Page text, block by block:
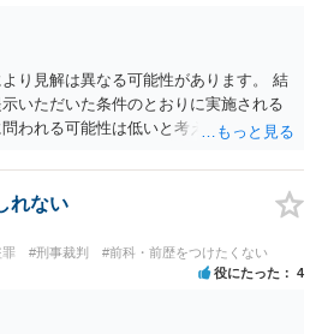
り見解は異なる可能性があります。 結
いただいた条件のとおりに実施される
われる可能性は低いと考えられます
財物を賭けてその得喪を争う場合に成
のポケットマネーから懸賞として賞金を
額会場レンタル費用に充てられて賞金
合、参加者が自らの財物を失うリスク
当しないとする見解が一般的です。ま
賭博場開帳図利罪も成立しないと考え
刑事上の問題は生じにくいものの、民
れない
#刑事裁判 #前科・前歴をつけたくない
役にたった 4